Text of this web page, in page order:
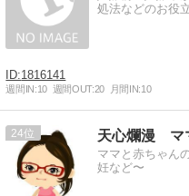
処法などのお役
1816141
週間IN:10 週間OUT:20 月間IN:10
24 天心爛漫 マ
ママと赤ちゃん
妊など〜